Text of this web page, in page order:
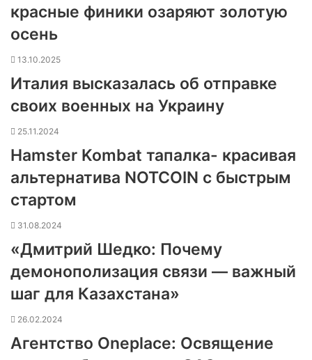
красные финики озаряют золотую
осень
13.10.2025
Италия высказалась об отправке
своих военных на Украину
25.11.2024
Hamster Kombat тапалка- красивая
альтернатива NOTCOIN с быстрым
стартом
31.08.2024
«Дмитрий Шедко: Почему
демонополизация связи — важный
шаг для Казахстана»
26.02.2024
Агентство Oneplace: Освящение